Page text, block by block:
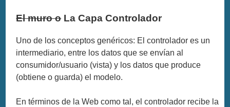
El muro oLa Capa Controlador
Uno de los conceptos genéricos: El controlador es un
intermediario, entre los datos que se envían al
consumidor/usuario (vista) y los datos que produce
(obtiene o guarda) el modelo.
En términos de la Web como tal, el controlador recibe la